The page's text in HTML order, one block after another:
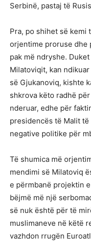
Serbinë, pastaj të
Pra, po shihet së kemi
orjentime proruse dhe
pak më ndryshe.
Milatoviqit, kan
së Gjukanoviq, kishte
shkrova këto radhë
nderuar, edhe për
presidencës të Malit
negative politike për
Të shumica më
mendimi së Milatoviq
e përmbanë projektin
bëjmë më një
së nuk është për të
muslimaneve në këtë
vazhdon rrugën